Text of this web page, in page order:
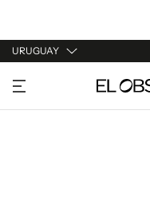
URUGUAY
URUGUAY
ARGENTINA